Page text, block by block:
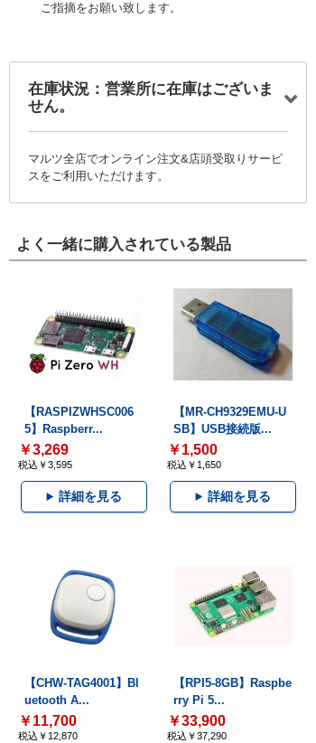
ご指摘をお願い致します。
在庫状況：営業所に在庫はございま
せん。
マルツ全店でオンライン注文&店頭受取りサービ
スをご利用いただけます。
よく一緒に購入されている製品
【RASPIZWHSC006
5】Raspberr...
￥3,269
税込￥3,595
詳細を見る
【MR-CH9329EMU-U
SB】USB接続版...
￥1,500
税込￥1,650
詳細を見る
【CHW-TAG4001】Bl
uetooth A...
￥11,700
税込￥12,870
【RPI5-8GB】Raspbe
rry Pi 5...
￥33,900
税込￥37,290